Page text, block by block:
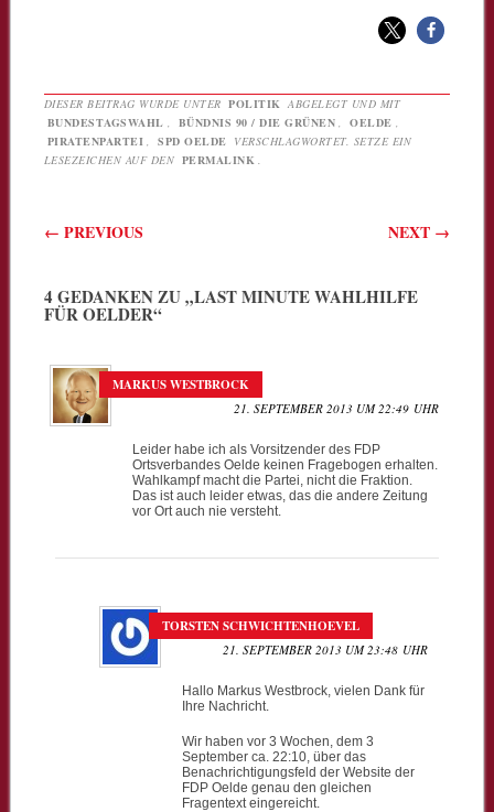
DIESER BEITRAG WURDE UNTER POLITIK ABGELEGT UND MIT
BUNDESTAGSWAHL
BÜNDNIS 90 / DIE GRÜNEN OELDE
PIRATENPARTEI
SPD OELDE VERSCHLAGWORTET. SETZE EIN
LESEZEICHEN AUF DEN PERMALINK
Beitragsnavigation
← PREVIOUS NEXT →
4 GEDANKEN ZU „LAST MINUTE WAHLHILFE
FÜR OELDER“
MARKUS WESTBROCK
21. SEPTEMBER 2013 UM 22:49 UHR
Leider habe ich als Vorsitzender des FDP
Ortsverbandes Oelde keinen Fragebogen erhalten.
Wahlkampf macht die Partei, nicht die Fraktion.
Das ist auch leider etwas, das die andere Zeitung
vor Ort auch nie versteht.
TORSTEN SCHWICHTENHOEVEL
21. SEPTEMBER 2013 UM 23:48 UHR
Hallo Markus Westbrock, vielen Dank für
Ihre Nachricht.
Wir haben vor 3 Wochen, dem 3
September ca. 22:10, über das
Benachrichtigungsfeld der Website der
FDP Oelde genau den gleichen
Fragentext eingereicht.